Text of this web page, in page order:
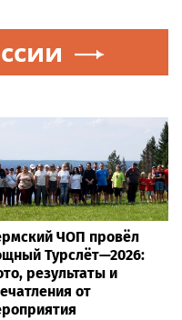
ЧОП провёл
Турслёт—2026:
результаты и
от